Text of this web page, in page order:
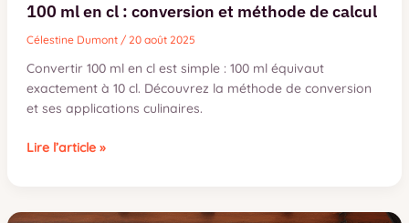
100 ml en cl : conversion et méthode de calcul
Célestine Dumont / 20 août 2025
Convertir 100 ml en cl est simple : 100 ml équivaut
exactement à 10 cl. Découvrez la méthode de conversion
et ses applications culinaires.
100
Lire l’article »